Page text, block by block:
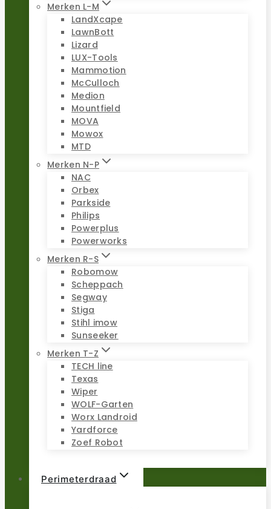
Merken L-M
LandXcape
LawnBott
Lizard
LUX-Tools
Mammotion
McCulloch
Medion
Mountfield
MOVA
Mowox
MTD
Merken N-P
NAC
Orbex
Parkside
Philips
Powerplus
Powerworks
Merken R-S
Robomow
Scheppach
Segway
Stiga
Stihl imow
Sunseeker
Merken T-Z
TECH line
Texas
Wiper
WOLF-Garten
Worx Landroid
Yardforce
Zoef Robot
Perimeterdraad